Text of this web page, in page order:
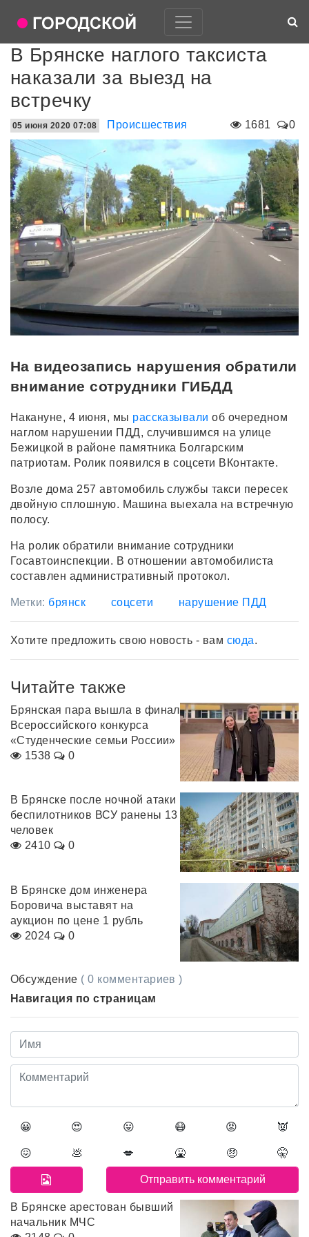
В Брянске наглого таксиста
наказали за выезд на
встречку
1681 0
05 июня 2020 07:08 Происшествия
На видеозапись нарушения обратили
внимание сотрудники ГИБДД
Накануне, 4 июня, мы рассказывали об очередном
наглом нарушении ПДД, случившимся на улице
Бежицкой в районе памятника Болгарским
патриотам. Ролик появился в соцсети ВКонтакте.
Возле дома 257 автомобиль службы такси пересек
двойную сплошную. Машина выехала на встречную
полосу.
На ролик обратили внимание сотрудники
Госавтоинспекции. В отношении автомобилиста
составлен административный протокол.
Метки: брянск соцсети нарушение ПДД
Хотите предложить свою новость - вам сюда.
Читайте также
Брянская пара вышла в финал
Всероссийского конкурса
«Студенческие семьи России»
1538
0
В Брянске после ночной атаки
беспилотников ВСУ ранены 13
человек
2410
0
В Брянске дом инженера
Боровича выставят на
аукцион по цене 1 рубль
2024
0
Обсуждение ( 0 комментариев )
Навигация по страницам
😀 😍 😛 😷 😡 👿
😖 💩 💋 🤮 🤑 🤫
В Брянске арестован бывший
начальник МЧС